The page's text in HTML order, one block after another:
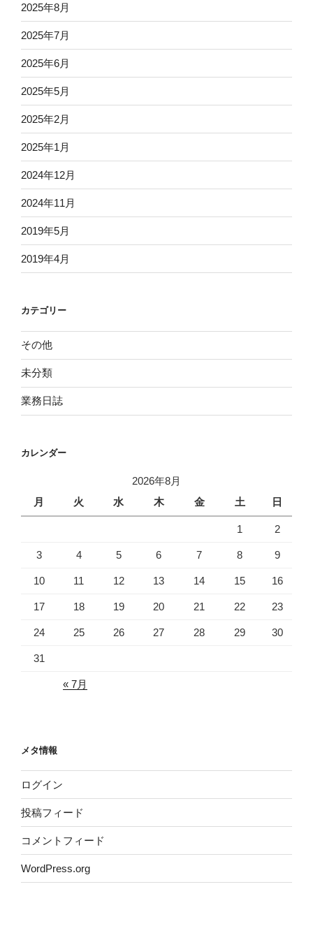
2025年8月
2025年7月
2025年6月
2025年5月
2025年2月
2025年1月
2024年12月
2024年11月
2019年5月
2019年4月
カテゴリー
その他
未分類
業務日誌
カレンダー
2026年8月
月
火 水 木 金 土 日
1 2
3 4 5 6 7 8 9
10 11 12 13 14 15 16
17 18 19 20 21 22 23
24 25 26 27 28 29 30
31
« 7月
メタ情報
ログイン
投稿フィード
コメントフィード
WordPress.org